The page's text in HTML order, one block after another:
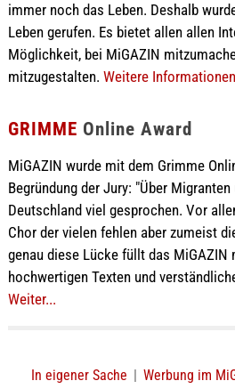
immer noch das Leben. Deshalb
Leben gerufen. Es bietet allen allen
Möglichkeit, bei MiGAZIN
mitzugestalten. Weitere
GRIMME Online Award
MiGAZIN wurde mit dem Grimme
Begründung der Jury: "Über
Deutschland viel gesprochen. Vor
Chor der vielen fehlen aber zumeist
genau diese Lücke füllt das
hochwertigen Texten und
Weiter...
In eigener Sache | Werbung im